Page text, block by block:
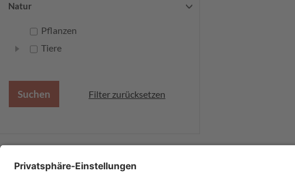
Natur
Pflanzen
Tiere
Filter zurücksetzen